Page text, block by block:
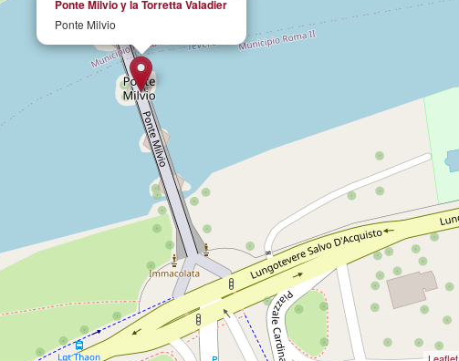
Ponte Milvio y la Torretta Valadier
Ponte Milvio